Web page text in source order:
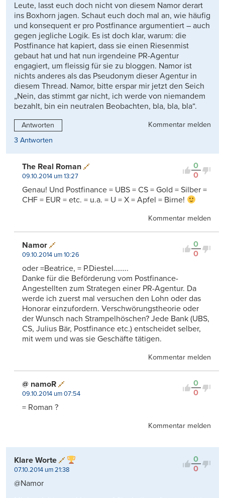
Leute, lasst euch doch nicht von diesem Namor derart
ins Boxhorn jagen. Schaut euch doch mal an, wie häufig
und konsequent er pro Postfinance argumentiert – auch
gegen jegliche Logik. Es ist doch klar, warum: die
Postfinance hat kapiert, dass sie einen Riesenmist
gebaut hat und hat nun irgendeine PR-Agentur
engagiert, um fleissig für sie zu bloggen. Namor ist
nichts anderes als das Pseudonym dieser Agentur in
diesem Thread. Namor, bitte erspar mir jetzt den Seich
„Nein, das stimmt gar nicht, ich werde von niemandem
bezahlt, bin ein neutralen Beobachten, bla, bla, bla“.
Antworten
Kommentar melden
3 Antworten
0
0
The Real Roman
09.10.2014 um 13:27
Genau! Und Postfinance = UBS = CS = Gold = Silber =
CHF = EUR = etc. = u.a. = U = X = Apfel = Birne!
Kommentar melden
0
0
Namor
09.10.2014 um 10:26
oder =Beatrice, = P.Diestel……..
Danke für die Beförderung vom Postfinance-
Angestellten zum Strategen einer PR-Agentur. Da
werde ich zuerst mal versuchen den Lohn oder das
Honorar einzufordern. Verschwörungstheorie oder
der Wunsch nach Strampelhöschen? Jede Bank (UBS,
CS, Julius Bär, Postfinance etc.) entscheidet selber,
mit wem und was sie Geschäfte tätigen.
Kommentar melden
0
0
@ namoR
09.10.2014 um 07:54
= Roman ?
Kommentar melden
0
0
Klare Worte
07.10.2014 um 21:38
@Namor